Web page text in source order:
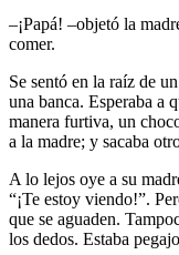
–¡Papá! –objetó la
comer.
Se sentó en la raíz de
una banca. Esperaba a
manera furtiva, un
a la madre; y sacaba
A lo lejos oye a su
“¡Te estoy viendo!”.
que se aguaden.
los dedos. Estaba